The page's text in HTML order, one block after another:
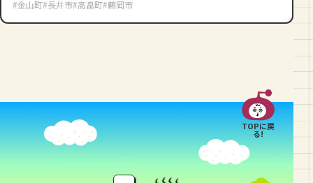
#金山町#長井市#高畠町#鶴岡市
TOPに戻
る!